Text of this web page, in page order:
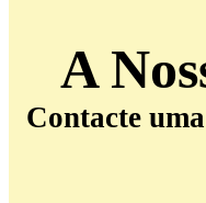
A
Contacte